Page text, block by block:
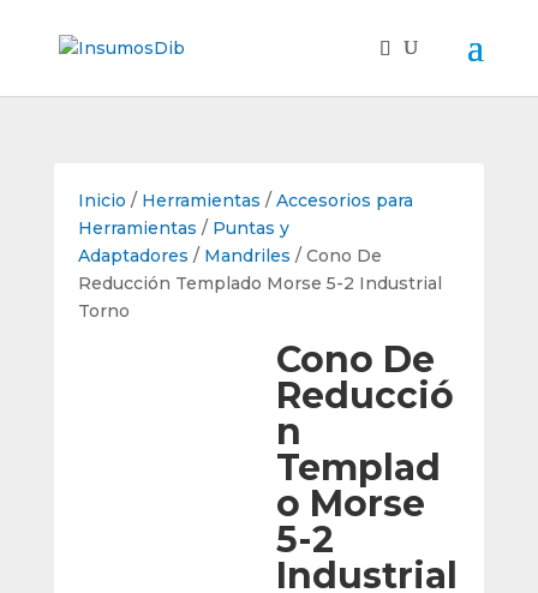
Inicio / Herramientas / Accesorios para
Herramientas / Puntas y
Adaptadores / Mandriles / Cono De
Reducción Templado Morse 5-2 Industrial
Torno
Cono De
Reducció
n
Templad
o Morse
5-2
Industrial